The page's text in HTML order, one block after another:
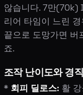
않습니다. 7만(70k)
리어 타임이 느린
끝으로 도망가면 버
죠.
조작 난이도와 경
* 회피 딜로스: 활